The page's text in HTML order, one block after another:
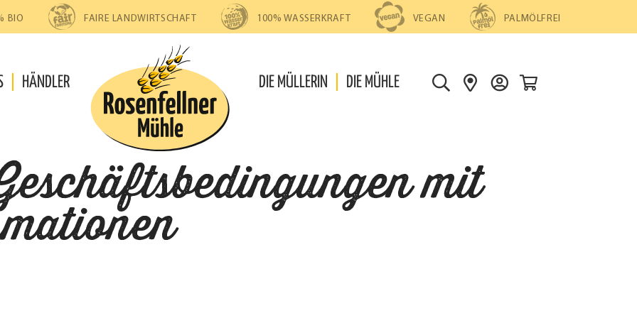
BIO FAIRE LANDWIRTSCHAFT 100% WASSERKRAFT VEGAN PALMÖLFREI
HÄNDLER DIE MÜLLERIN DIE MÜHLE
S
S
S
F
D
mit